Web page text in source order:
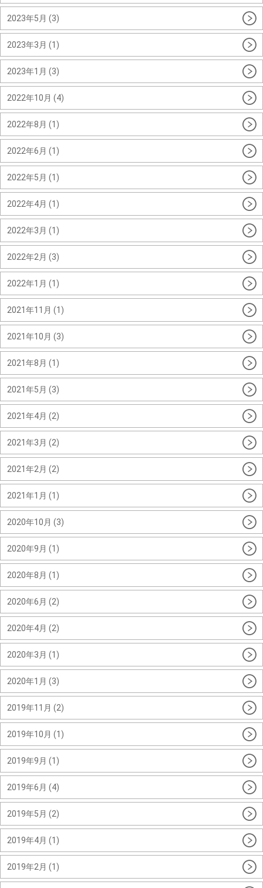
2023年5月 (3)
2023年3月 (1)
2023年1月 (3)
2022年10月 (4)
2022年8月 (1)
2022年6月 (1)
2022年5月 (1)
2022年4月 (1)
2022年3月 (1)
2022年2月 (3)
2022年1月 (1)
2021年11月 (1)
2021年10月 (3)
2021年8月 (1)
2021年5月 (3)
2021年4月 (2)
2021年3月 (2)
2021年2月 (2)
2021年1月 (1)
2020年10月 (3)
2020年9月 (1)
2020年8月 (1)
2020年6月 (2)
2020年4月 (2)
2020年3月 (1)
2020年1月 (3)
2019年11月 (2)
2019年10月 (1)
2019年9月 (1)
2019年6月 (4)
2019年5月 (2)
2019年4月 (1)
2019年2月 (1)